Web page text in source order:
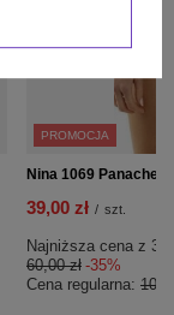
PROMOCJA
Nina 1069 Panache
39,00 zł / szt.
Najniższa cena z
60,00 zł -35%
Cena regularna: